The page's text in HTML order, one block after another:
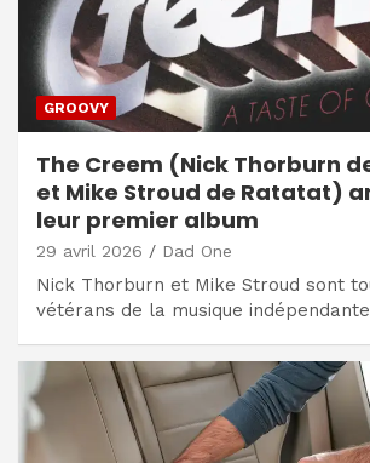
GROOVY
The Creem (Nick Thorburn
et Mike Stroud de Ratatat)
leur premier album
29 avril 2026 Dad One
Nick Thorburn et Mike Stroud sont
vétérans de la musique